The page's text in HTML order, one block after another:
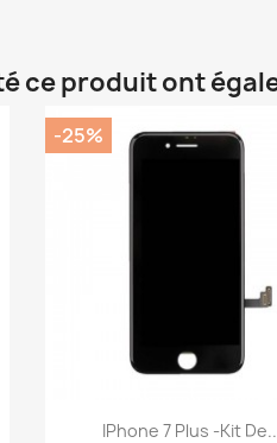
ce produit ont
Aperçu rapide
IPhone 7 Plus -Kit
-25%